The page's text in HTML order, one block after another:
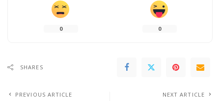
0 0
SHARES
PREVIOUS ARTICLE NEXT ARTICLE